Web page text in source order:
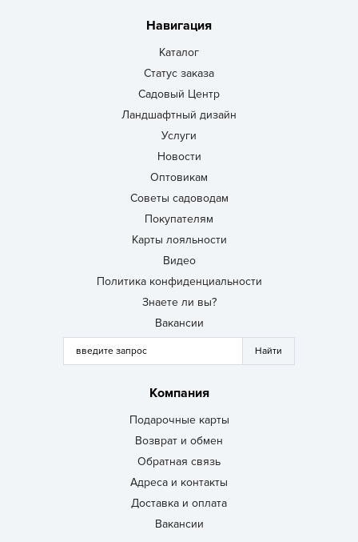
Навигация
Каталог
Статус заказа
Садовый Центр
Ландшафтный дизайн
Услуги
Новости
Оптовикам
Советы садоводам
Покупателям
Карты лояльности
Видео
Политика конфиденциальности
Знаете ли вы?
Вакансии
Компания
Подарочные карты
Возврат и обмен
Обратная связь
Адреса и контакты
Доставка и оплата
Вакансии